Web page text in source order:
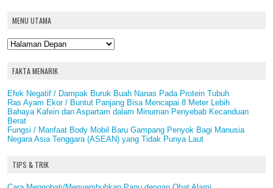
MENU UTAMA
FAKTA MENARIK
Efek Negatif / Dampak Buruk Buah Nanas Pada Protein Tubuh
Ras Ayam Ekor / Buntut Panjang Bisa Mencapai 8 Meter Lebih
Bahaya Kafein dan Aspartam dalam Minuman Penyebab Kecanduan
Berat
Fungsi / Manfaat Body Mobil Baru Gampang Penyok Bagi Manusia
Negara Asia Tenggara (ASEAN) yang Tidak Punya Laut
TIPS & TRIK